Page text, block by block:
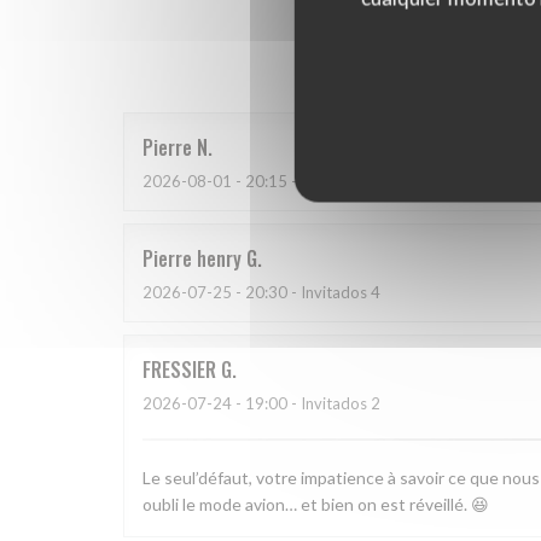
Las
Pierre N
2026-08-01 - 20:15 - Invitados 2
Pierre henry G
2026-07-25 - 20:30 - Invitados 4
FRESSIER G
2026-07-24 - 19:00 - Invitados 2
Le seul’défaut, votre impatience à savoir ce que
oubli le mode avion… et bien on est réveillé. 😆